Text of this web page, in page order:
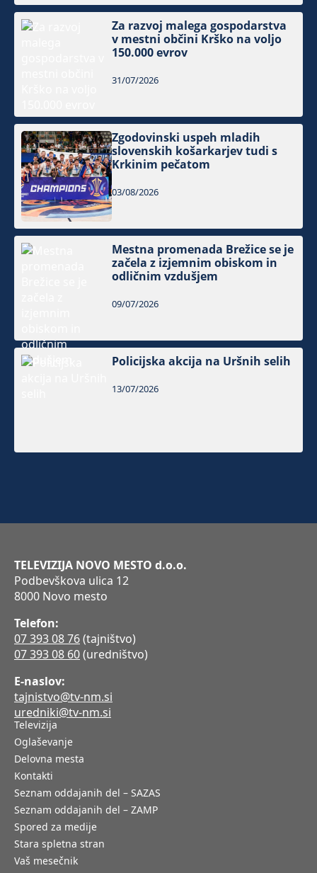
Za razvoj malega gospodarstva
v mestni občini Krško na voljo
150.000 evrov
31/07/2026
Zgodovinski uspeh mladih
slovenskih košarkarjev tudi s
Krkinim pečatom
03/08/2026
Mestna promenada Brežice se je
začela z izjemnim obiskom in
odličnim vzdušjem
09/07/2026
Policijska akcija na Uršnih selih
13/07/2026
TELEVIZIJA NOVO MESTO d.o.o.
Podbevškova ulica 12
8000 Novo mesto
Telefon:
07 393 08 76(tajništvo)
07 393 08 60(uredništvo)
E-naslov:
tajnistvo@tv-nm.si
uredniki@tv-nm.si
Televizija
Oglaševanje
Delovna mesta
Kontakti
Seznam oddajanih del – SAZAS
Seznam oddajanih del – ZAMP
Spored za medije
Stara spletna stran
Vaš mesečnik